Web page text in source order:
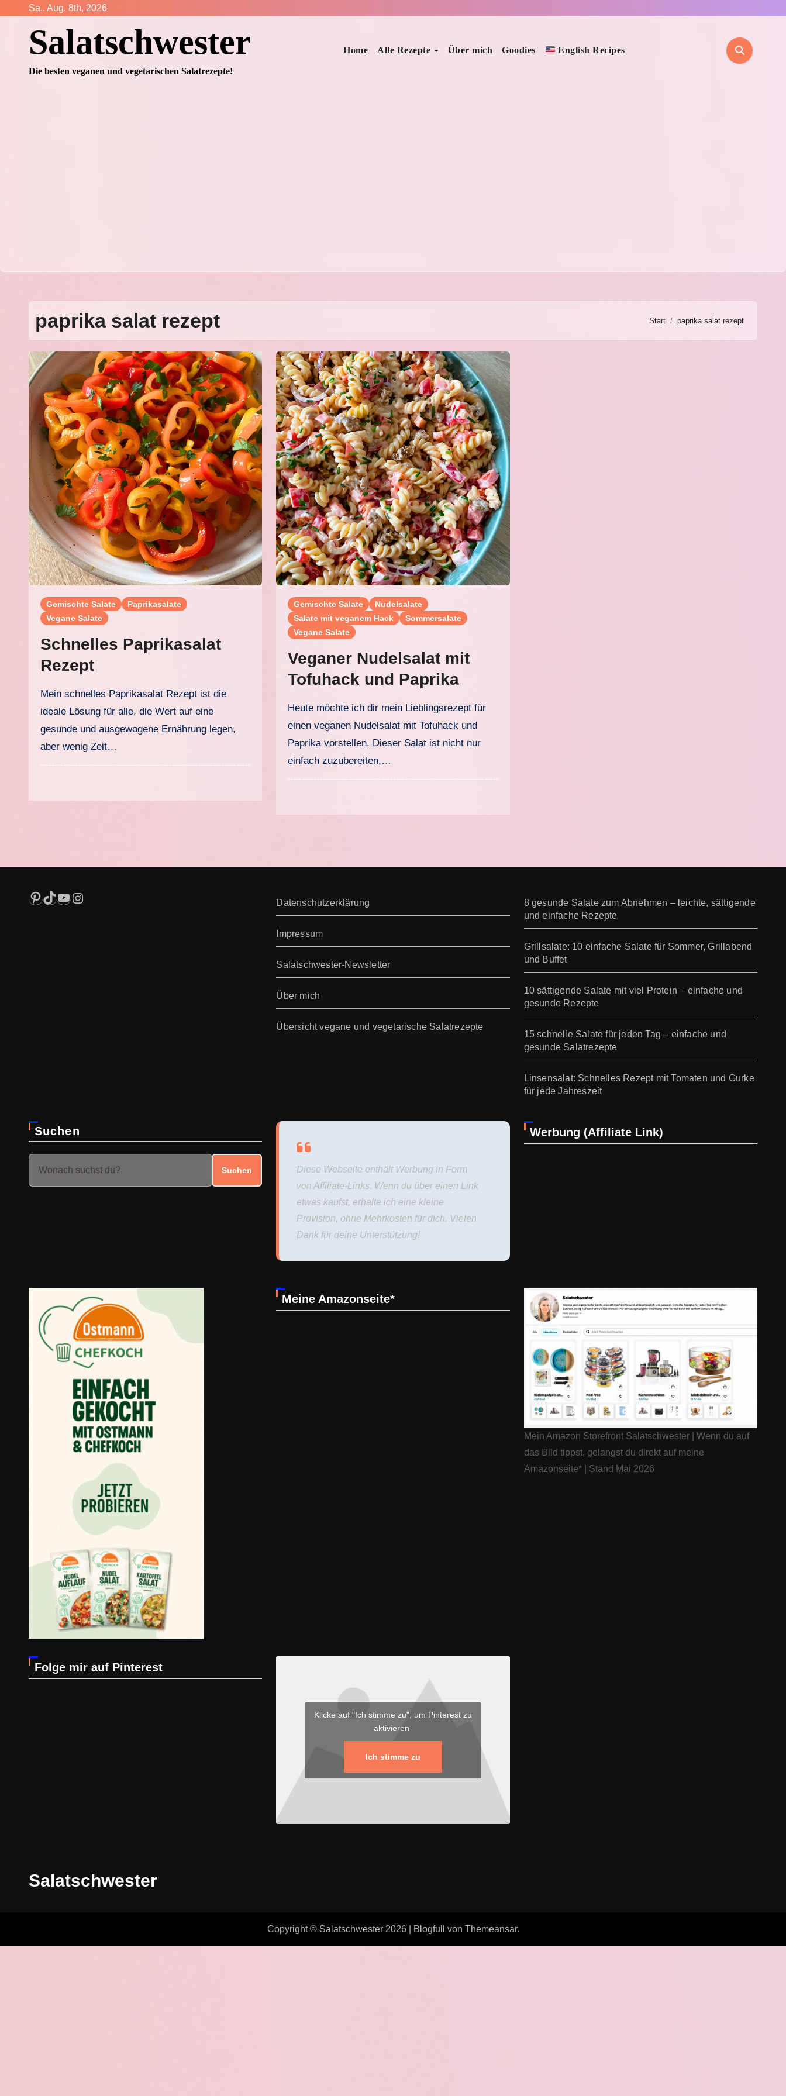
springen
Sa.. Aug. 8th, 2026
Salatschwester
Die besten veganen und vegetarischen Salatrezepte!
Home Alle Rezepte Über mich Goodies English Recipes
paprika salat rezept Start paprika salat rezept
Gemischte Salate
Paprikasalate
Vegane Salate
Schnelles Paprikasalat
Rezept
Mein schnelles Paprikasalat Rezept ist die
ideale Lösung für alle, die Wert auf eine
gesunde und ausgewogene Ernährung legen,
aber wenig Zeit…
Gemischte Salate
Nudelsalate
Salate mit veganem Hack
Sommersalate
Vegane Salate
Veganer Nudelsalat mit
Tofuhack und Paprika
Heute möchte ich dir mein Lieblingsrezept für
einen veganen Nudelsalat mit Tofuhack und
Paprika vorstellen. Dieser Salat ist nicht nur
einfach zuzubereiten,…
Pinterest
TikTok
YouTube
Instagram Datenschutzerklärung
Impressum
Salatschwester-Newsletter
Über mich
Übersicht vegane und vegetarische Salatrezepte
8 gesunde Salate zum Abnehmen – leichte, sättigende
und einfache Rezepte
Grillsalate: 10 einfache Salate für Sommer, Grillabend
und Buffet
10 sättigende Salate mit viel Protein – einfache und
gesunde Rezepte
15 schnelle Salate für jeden Tag – einfache und
gesunde Salatrezepte
Linsensalat: Schnelles Rezept mit Tomaten und Gurke
für jede Jahreszeit
Suchen
Suchen
Diese Webseite enthält Werbung in Form
von Affiliate-Links. Wenn du über einen Link
etwas kaufst, erhalte ich eine kleine
Provision, ohne Mehrkosten für dich. Vielen
Dank für deine Unterstützung!
Werbung (Affiliate Link)
Meine Amazonseite*
Mein Amazon Storefront Salatschwester | Wenn du auf
das Bild tippst, gelangst du direkt auf meine
Amazonseite* | Stand Mai 2026
Folge mir auf Pinterest
Klicke auf "Ich stimme zu", um Pinterest zu
aktivieren
Ich stimme zu
Salatschwester
Copyright © Salatschwester 2026 Blogfull von Themeansar.